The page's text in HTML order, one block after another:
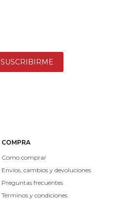
COMPRA
Como comprar
Envíos, cambios y devoluciones
Preguntas frecuentes
Términos y condiciones
SUSCRIBIRME